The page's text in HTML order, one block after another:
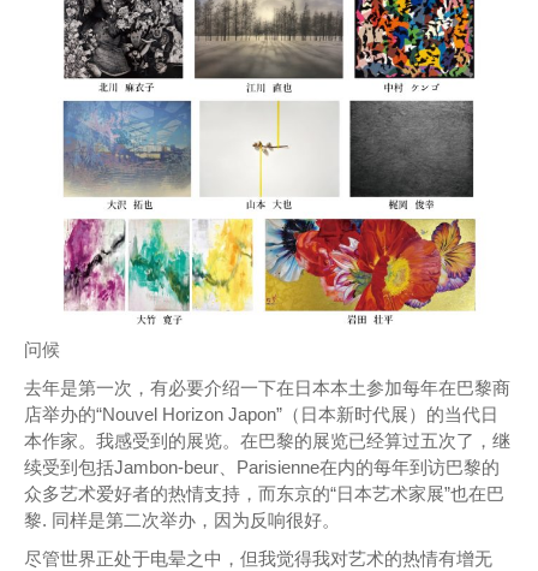
问候
去年是第一次，有必要介绍一下在日本本土参加每年在巴黎商
店举办的“Nouvel Horizo​​n Japon”（日本新时代展）的当代日
本作家。我感受到的展览。在巴黎的展览已经算过五次了，继
续受到包括Jambon-beur、Parisienne在内的每年到访巴黎的
众多艺术爱好者的热情支持，而东京的“日本艺术家展”也在巴
黎. 同样是第二次举办，因为反响很好。
尽管世界正处于电晕之中，但我觉得我对艺术的热情有增无